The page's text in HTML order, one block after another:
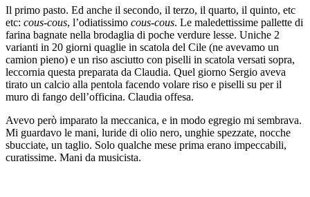
Il primo pasto. Ed anche il secondo, il terzo, il quarto, il quinto, etc
etc: cous-cous, l’odiatissimo cous-cous. Le maledettissime pallette di
farina bagnate nella brodaglia di poche verdure lesse. Uniche 2
varianti in 20 giorni quaglie in scatola del Cile (ne avevamo un
camion pieno) e un riso asciutto con piselli in scatola versati sopra,
leccornia questa preparata da Claudia. Quel giorno Sergio aveva
tirato un calcio alla pentola facendo volare riso e piselli su per il
muro di fango dell’officina. Claudia offesa.
Avevo però imparato la meccanica, e in modo egregio mi sembrava.
Mi guardavo le mani, luride di olio nero, unghie spezzate, nocche
sbucciate, un taglio. Solo qualche mese prima erano impeccabili,
curatissime. Mani da musicista.